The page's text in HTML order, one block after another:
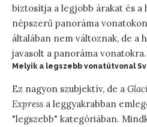
biztosítja a legjobb árakat és a
népszerű panoráma
általában nem változnak, de a
javasolt a panoráma vonatokra.
Melyik a legszebb vonatútvonal
Ez nagyon szubjektív, de a
Express a leggyakrabban
"legszebb" kategóriában.